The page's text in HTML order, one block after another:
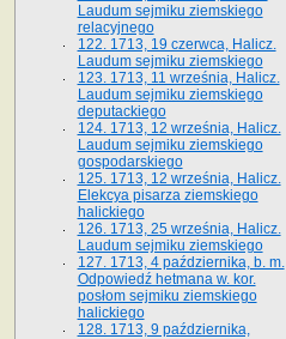
Laudum sejmiku ziemskiego
relacyjnego
122. 1713, 19 czerwca, Halicz.
Laudum sejmiku ziemskiego
123. 1713, 11 września, Halicz.
Laudum sejmiku ziemskiego
deputackiego
124. 1713, 12 września, Halicz.
Laudum sejmiku ziemskiego
gospodarskiego
125. 1713, 12 września, Halicz.
Elekcya pisarza ziemskiego
halickiego
126. 1713, 25 września, Halicz.
Laudum sejmiku ziemskiego
127. 1713, 4 października, b. m.
Odpowiedź hetmana w. kor.
posłom sejmiku ziemskiego
halickiego
128. 1713, 9 października,